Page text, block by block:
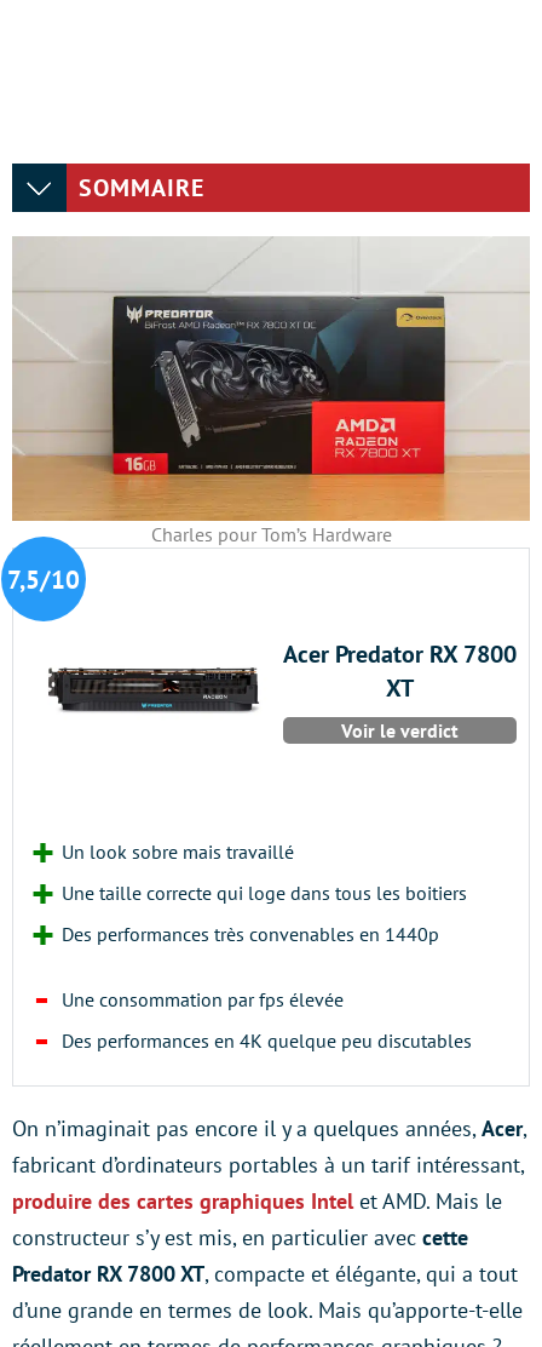
SOMMAIRE
Charles pour Tom’s Hardware
7,5/10
Acer Predator RX 7800
XT
Voir le verdict
Un look sobre mais travaillé
Une taille correcte qui loge dans tous les boitiers
Des performances très convenables en 1440p
Une consommation par fps élevée
Des performances en 4K quelque peu discutables
On n’imaginait pas encore il y a quelques années,Acer,
fabricant d’ordinateurs portables à un tarif intéressant,
produire des cartes graphiques Intelet AMD. Mais le
constructeur s’y est mis, en particulier avec cette
Predator RX 7800 XT, compacte et élégante, qui a tout
d’une grande en termes de look. Mais qu’apporte-t-elle